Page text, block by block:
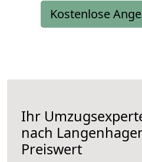
Kostenlose
Ihr
nach
Preiswert